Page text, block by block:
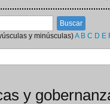
y minúsculas)A B C D E
y